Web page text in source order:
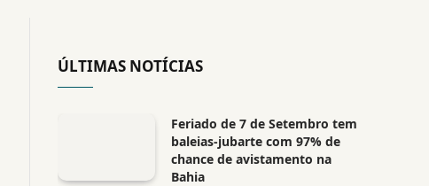
ÚLTIMAS NOTÍCIAS
Feriado de 7 de Setembro tem
baleias-jubarte com 97% de
chance de avistamento na
Bahia